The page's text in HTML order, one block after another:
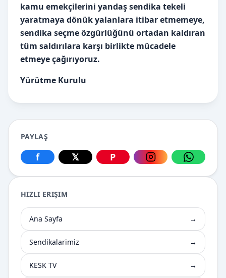
kamu emekçilerini yandaş sendika tekeli
yaratmaya dönük yalanlara itibar etmemeye,
sendika seçme özgürlüğünü ortadan kaldıran
tüm saldırılara karşı birlikte mücadele
etmeye çağırıyoruz.
Yürütme Kurulu
PAYLAŞ
Facebook üzerinden paylaş
f
X üzerinden paylaş
𝕏
Pinterest üzerinden paylaş
P
Instagram
HIZLI ERIŞIM
Ana Sayfa →
Sendikalarimiz →
KESK TV →